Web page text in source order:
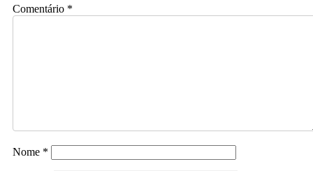
Comentário *
Nome *